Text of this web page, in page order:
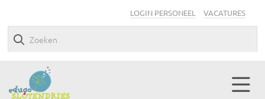
LOGIN PERSONEEL VACATURES